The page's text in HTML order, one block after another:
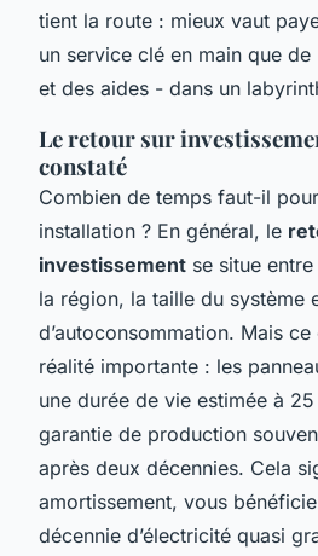
tient la route : mieux vaut
un service clé en main que
et des aides - dans un
Le retour sur
constaté
Combien de temps faut-il
installation ? En général, le
investissement se situe
la région, la taille du système
d’autoconsommation. Mais
réalité importante : les
une durée de vie estimée à
garantie de production
après deux décennies. Cela
amortissement, vous
décennie d’électricité quasi